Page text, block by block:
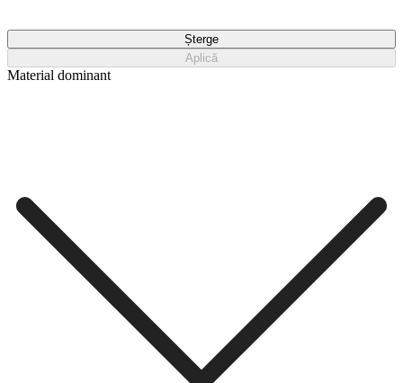
Șterge
Aplică
Material dominant